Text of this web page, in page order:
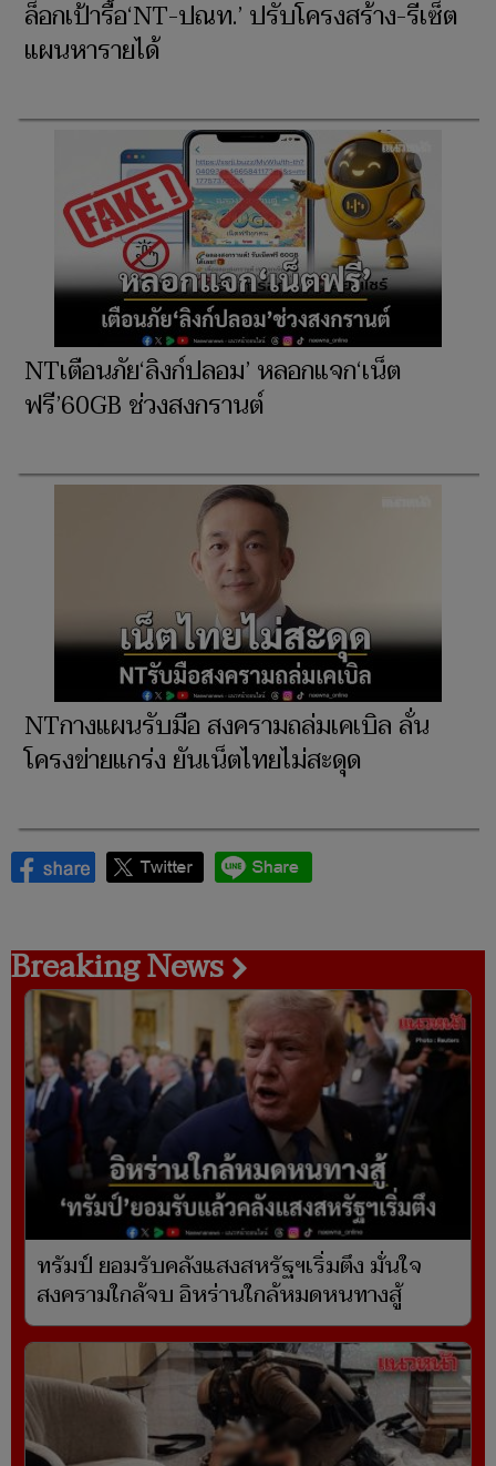
ล็อกเป้ารื้อ‘NT-ปณท.’ ปรับโครงสร้าง-รีเซ็ต
แผนหารายได้
NTเตือนภัย‘ลิงก์ปลอม’ หลอกแจก‘เน็ต
ฟรี’60GB ช่วงสงกรานต์
NTกางแผนรับมือ สงครามถล่มเคเบิล ลั่น
โครงข่ายแกร่ง ยันเน็ตไทยไม่สะดุด
Breaking News
ทรัมป์ ยอมรับคลังแสงสหรัฐฯเริ่มตึง มั่นใจ
สงครามใกล้จบ อิหร่านใกล้หมดหนทางสู้